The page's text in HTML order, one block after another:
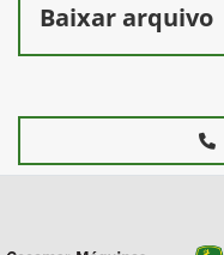
Baixar arquivo